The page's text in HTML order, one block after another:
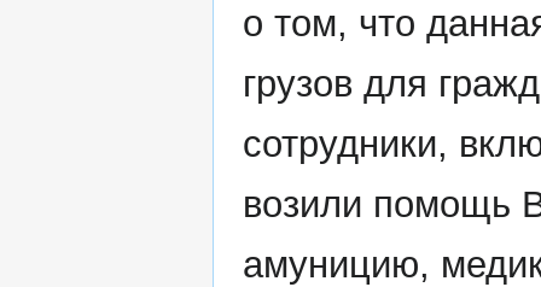
о том, что
грузов для
сотрудники,
возили помощь
амуницию,